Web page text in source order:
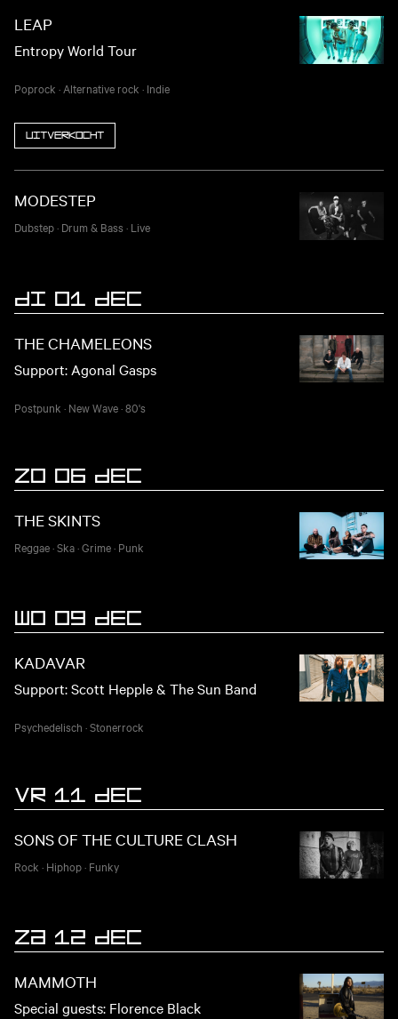
LEAP
Entropy World Tour
Poprock · Alternative rock · Indie
Uitverkocht
MODESTEP
Dubstep· Drum & Bass · Live
DI 01 DEC
THE CHAMELEONS
Support: Agonal Gasps
Postpunk · New Wave·80's
ZO 06 DEC
THE SKINTS
Reggae·Ska·Grime· Punk
WO 09 DEC
KADAVAR
Support: Scott Hepple & The Sun Band
Psychedelisch ·Stonerrock
VR 11 DEC
SONS OF THE CULTURE CLASH
Rock · Hiphop· Funky
ZA 12 DEC
MAMMOTH
Special guests: Florence Black